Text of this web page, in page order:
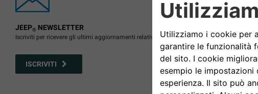
JEEP® NEWSLETTER
Iscriviti per ricevere gli ultimi aggiornamenti relativi agli eventi Jeep®
ISCRIVITI